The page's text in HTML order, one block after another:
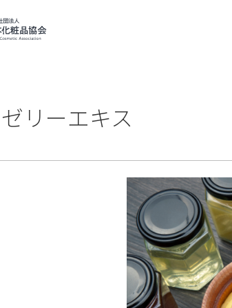
リーエキス